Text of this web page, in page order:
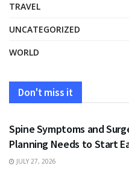
TRAVEL
UNCATEGORIZED
WORLD
Don't miss it
HEALTH
Spine Symptoms and
Planning Needs to Start
JULY 27, 2026